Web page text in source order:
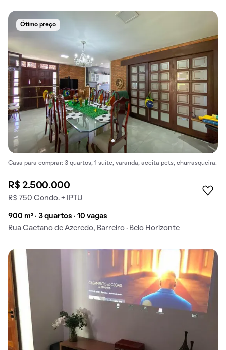
Ótimo preço
Casa para comprar: 3 quartos, 1 suíte, varanda, aceita pets, churrasqueira.
R$ 2.500.000
R$ 750 Condo. + IPTU
900 m² · 3 quartos · 10 vagas
Rua Caetano de Azeredo, Barreiro · Belo Horizonte